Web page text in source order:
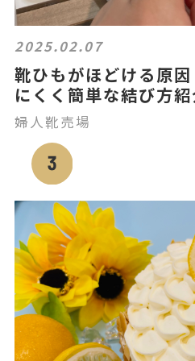
2025.02.07
靴ひもがほどける原
にくく簡単な結び方
婦人靴売場